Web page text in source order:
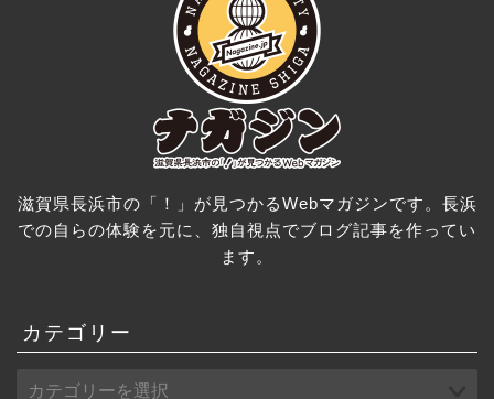
滋賀県長浜市の「！」が見つかるWebマガジンです。長浜
での自らの体験を元に、独自視点でブログ記事を作ってい
ます。
カテゴリー